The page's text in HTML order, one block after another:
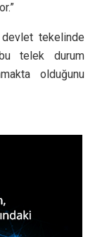
devlet tekelinde
telek durum
olduğunu